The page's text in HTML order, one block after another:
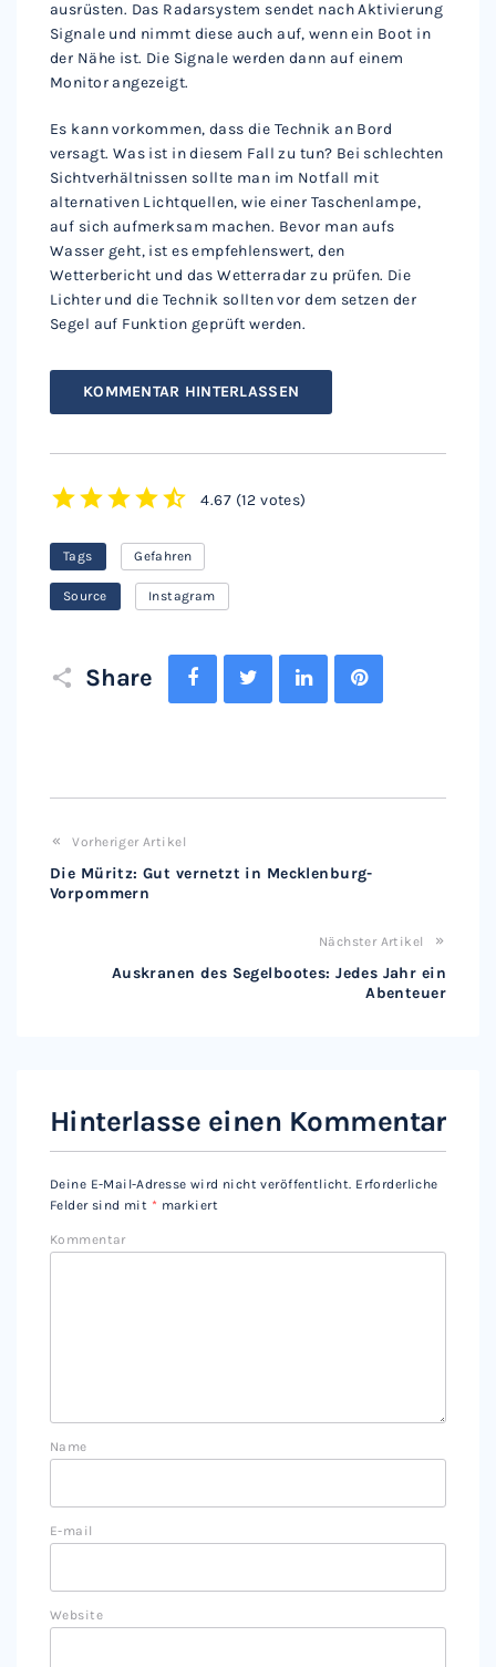
ausrüsten. Das Radarsystem sendet nach Aktivierung
Signale und nimmt diese auch auf, wenn ein Boot in
der Nähe ist. Die Signale werden dann auf einem
Monitor angezeigt.
Es kann vorkommen, dass die Technik an Bord
versagt. Was ist in diesem Fall zu tun? Bei schlechten
Sichtverhältnissen sollte man im Notfall mit
alternativen Lichtquellen, wie einer Taschenlampe,
auf sich aufmerksam machen. Bevor man aufs
Wasser geht, ist es empfehlenswert, den
Wetterbericht und das Wetterradar zu prüfen. Die
Lichter und die Technik sollten vor dem setzen der
Segel auf Funktion geprüft werden.
KOMMENTAR HINTERLASSEN
4.67 (12 votes)
Tags Gefahren
Source Instagram
Share
FacebookTwitter LinkedIn
Vorheriger Artikel
Die Müritz: Gut vernetzt in Mecklenburg-
Vorpommern
Nächster Artikel
Auskranen des Segelbootes: Jedes Jahr ein
Abenteuer
Hinterlasse einen Kommentar
Deine E-Mail-Adresse wird nicht veröffentlicht. Erforderliche
Felder sind mit * markiert
Kommentar
Name
E-mail
Website